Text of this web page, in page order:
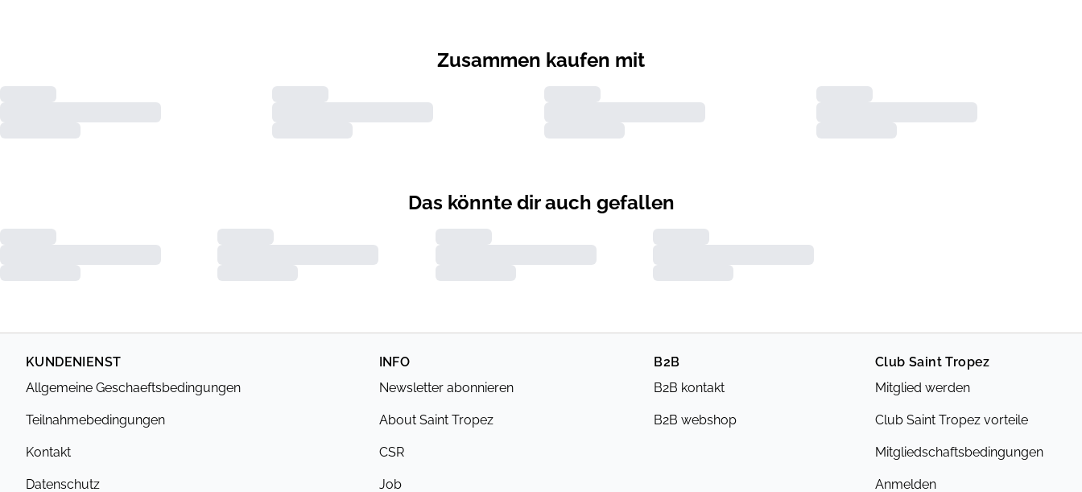
Zusammen kaufen mit
Das könnte dir auch gefallen
KUNDENIENST
Allgemeine Geschaeftsbedingungen
Teilnahmebedingungen
Kontakt
Datenschutz
INFO
Newsletter abonnieren
About Saint Tropez
CSR
Job
B2B
B2B kontakt
B2B webshop
Club Saint Tropez
Mitglied werden
Club Saint Tropez vorteile
Mitgliedschaftsbedingungen
Anmelden